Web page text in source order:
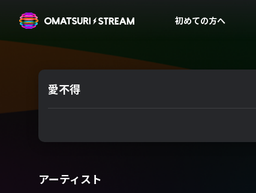
OMATSURI STREAM初めての方へ
愛不得
アーティスト